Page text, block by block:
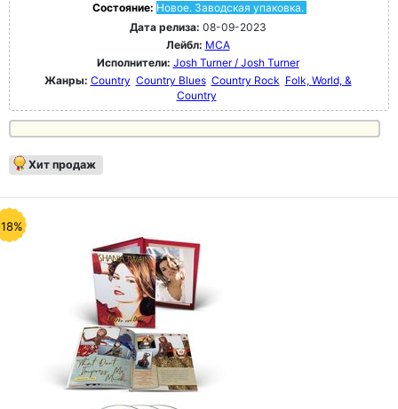
Состояние: Новое. Заводская упаковка.
Дата релиза: 08-09-2023
Лейбл: MCA
Исполнители: Josh Turner / Josh Turner
Жанры: Country Country Blues Country Rock Folk, World, &
Country
Хит продаж